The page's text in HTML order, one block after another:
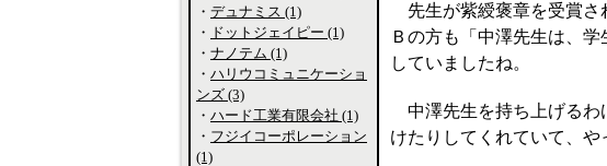
先生が紫綬褒章を受賞さ
Ｂの方も「中澤先生は、
していましたね。
中澤先生を持ち上げるわ
けたりしてくれていて、や
・ デュナミス (1)
・ ドットジェイピー (1)
・ ナノテム (1)
・ ハリウコミュニケーショ
ンズ (3)
・ ハード工業有限会社 (1)
・ フジイコーポレーション
(1)